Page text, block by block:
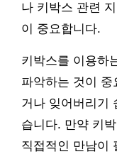
나 키박스 관련
이 중요합니다.
키박스를 이용하
파악하는 것이
거나 잊어버리기
습니다. 만약 키
직접적인 만남이